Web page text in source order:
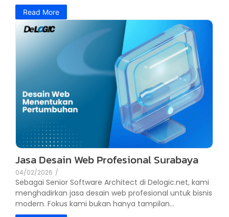
Read More
Jasa Desain Web Profesional Surabaya
04/02/2026 /
Sebagai Senior Software Architect di Delogic.net, kami
menghadirkan jasa desain web profesional untuk bisnis
modern. Fokus kami bukan hanya tampilan...